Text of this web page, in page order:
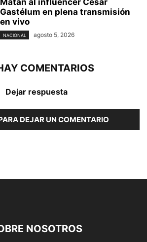
Matan al influencer César
Gastélum en plena transmisión
en vivo
NACIONAL agosto 5, 2026
COMENTARIOS
Dejar respuesta
DEJAR UN COMENTARIO
NOSOTROS